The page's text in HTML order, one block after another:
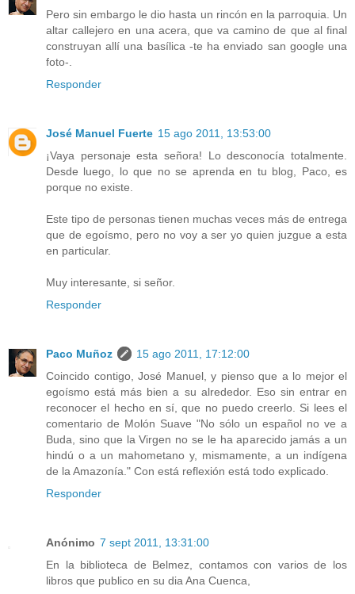
Pero sin embargo le dio hasta un rincón en la parroquia. Un
altar callejero en una acera, que va camino de que al final
construyan allí una basílica -te ha enviado san google una
foto-.
Responder
José Manuel Fuerte 15 ago 2011, 13:53:00
¡Vaya personaje esta señora! Lo desconocía totalmente.
Desde luego, lo que no se aprenda en tu blog, Paco, es
porque no existe.
Este tipo de personas tienen muchas veces más de entrega
que de egoísmo, pero no voy a ser yo quien juzgue a esta
en particular.
Muy interesante, si señor.
Responder
Paco Muñoz
15 ago 2011, 17:12:00
Coincido contigo, José Manuel, y pienso que a lo mejor el
egoísmo está más bien a su alrededor. Eso sin entrar en
reconocer el hecho en sí, que no puedo creerlo. Si lees el
comentario de Molón Suave "No sólo un español no ve a
Buda, sino que la Virgen no se le ha aparecido jamás a un
hindú o a un mahometano y, mismamente, a un indígena
de la Amazonía." Con está reflexión está todo explicado.
Responder
Anónimo 7 sept 2011, 13:31:00
En la biblioteca de Belmez, contamos con varios de los
libros que publico en su dia Ana Cuenca,